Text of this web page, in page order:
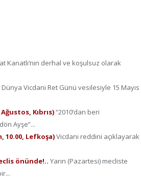
Kanatlı’nın derhal ve koşulsuz olarak
Dünya Vicdani Ret Günü vesilesiyle 15 Mayıs
Kıbrıs)“2010’dan beri
Ayşe”...
10.00, Lefkoşa)Vicdani reddini açıklayarak
önünde!.. Yarın (Pazartesi) mecliste